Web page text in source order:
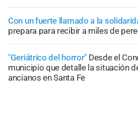
Con un fuerte llamado a la
prepara para recibir a miles de
"Geriátrico del horror" Desde el
municipio que detalle la situación
ancianos en Santa Fe